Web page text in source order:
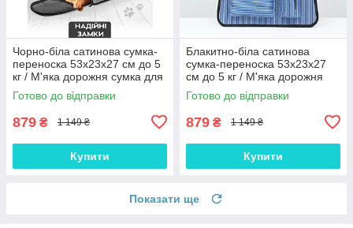
Чорно-біла сатинова сумка-
переноска 53x23x27 см до 5
кг / М'яка дорожня сумка для
комфортних подорожей з
тваринами
Готово до відправки
879 ₴ 1 149 ₴
Купити
Блакитно-біла сатинова
сумка-переноска 53x23x27
см до 5 кг / М'яка дорожня
сумка для комфортних
подорожей з тваринами
Готово до відправки
879 ₴ 1 149 ₴
Купити
Показати ще